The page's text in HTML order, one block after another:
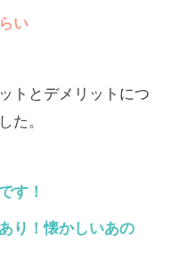
い
トとデメリットにつ
た。
す！
り！懐かしいあの